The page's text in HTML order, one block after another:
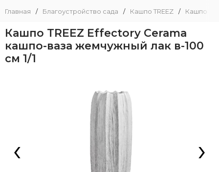
Главная / Благоустройство сада / Кашпо TREEZ / Кашпо
Кашпо TREEZ Effectory Cerama
кашпо-ваза жемчужный лак в-100
см 1/1
‹ ›